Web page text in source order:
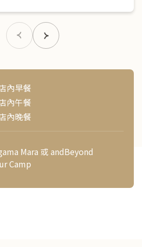
內早餐
內午餐
內晚餐
Mara 或 andBeyond
Camp